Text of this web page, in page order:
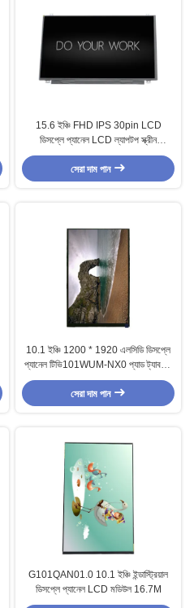
15.6 ইঞ্চি FHD IPS 30pin LCD
ডিসপ্লে প্যানেল LCD ল্যাপটপ স্ক্রীন
LM156LF1L06
সেরা দাম পান
10.1 ইঞ্চি 1200 * 1920 এলসিডি ডিসপ্লে
প্যানেল টিভি101WUM-NX0 প্যাড ট্যাবলেট
জন্য
সেরা দাম পান
G101QAN01.0 10.1 ইঞ্চি ইন্ডাস্ট্রিয়াল
ডিসপ্লে প্যানেল LCD মডিউল 16.7M